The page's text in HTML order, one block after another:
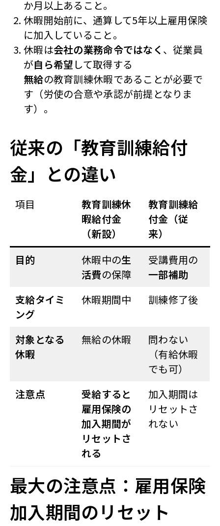
か月以上あること。
休暇開始前に、通算して5年以上雇用保険
に加入していること。
休暇は会社の業務命令ではなく 、従業員
が自ら希望して取得する
無給の教育訓練休暇であることが必要で
す（労使の合意や承認が前提となりま
す）。
従来の「教育訓練給付
金」との違い
項目
教育訓練休
暇給付金
（新設）
教育訓練給
付金（従
来）
目的
休暇中の生
活費の保障
受講費用の
一部補助
支給タイミ
ング
休暇期間中 訓練修了後
対象となる
休暇
無給の休暇
問わない
（有給休暇
でも可）
注意点
受給すると
雇用保険の
加入期間が
リセットさ
れる
加入期間は
リセットさ
れない
最大の注意点：雇用保険
加入期間のリセット